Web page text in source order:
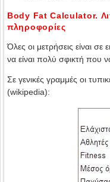
Body Fat Calculator.
πληροφορίες
Όλες οι μετρήσεις είναι
να είναι πολύ σφικτή που
Σε γενικές γραμμές οι
(wikipedia):